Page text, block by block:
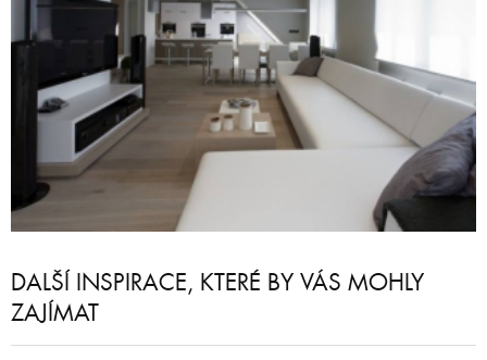
DALŠÍ INSPIRACE, KTERÉ BY VÁS MOHLY
ZAJÍMAT